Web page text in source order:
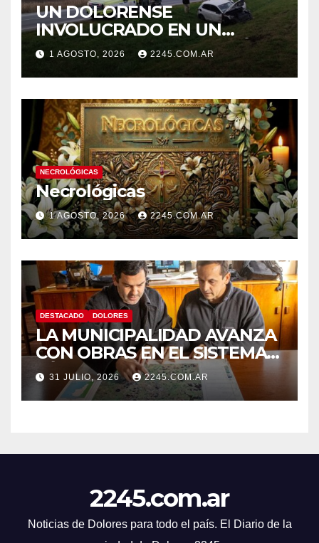
UN DOLORENSE
INVOLUCRADO EN UN
SINIESTRO QUE TERMINÓ
CON DESPISTE Y VUELCO
1 AGOSTO, 2026 2245.COM.AR
NECROLÓGICAS
Necrológicas
1 AGOSTO, 2026 2245.COM.AR
DESTACADO DOLORES
LA MUNICIPALIDAD AVANZA
CON OBRAS EN EL SISTEMA
HÍDRICO DE DOLORES
31 JULIO, 2026 2245.COM.AR
2245.com.ar
Noticias de Dolores para todo el país. El Diario de la